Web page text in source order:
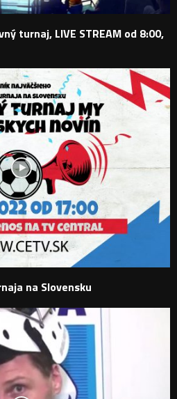
turnaj, LIVE STREAM od 8:00,
na Slovensku